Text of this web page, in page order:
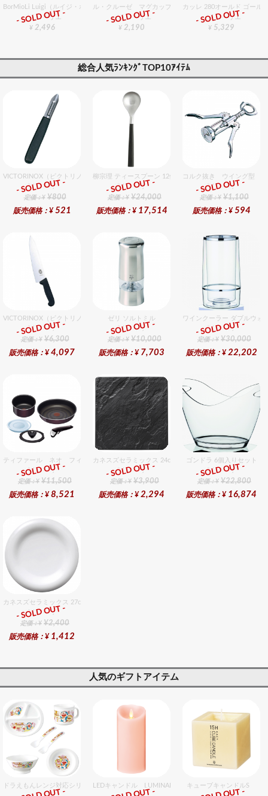
BorMioLi Luigi（ルイジ・ボリミオリ） ベリリーニ デカンタ
グラスバリエ
¥ 2,496
- SOLD OUT -
ル・クルーゼ マグカップ S チェリーレッド
グラスバリエ
¥ 2,190
- SOLD OUT -
カッレ 280オールド ゴール
グラスバリエ
¥ 5,329
- SOLD OUT -
総合人気ﾗﾝｷﾝｸﾞTOP10ｱｲﾃﾑ
VICTORINOX（ビクトリノックス） ポテトピーラー ６cm
総合ﾗﾝｷﾝｸﾞ
定価：¥ ¥800
販売価格：¥ 521
- SOLD OUT -
柳宗理 ティースプーン 12個入りセット
総合ﾗﾝｷﾝｸﾞ
定価：¥ ¥24,000
販売価格：¥ 17,514
- SOLD OUT -
コルク抜き ウイング型 ク
総合ﾗﾝｷﾝｸﾞ
定価：¥ ¥1,100
販売価格：¥ 594
- SOLD OUT -
VICTORINOX（ビクトリノックス） プロフェッショナル 牛刀 25cm
総合ﾗﾝｷﾝｸﾞ
定価：¥ ¥6,300
販売価格：¥ 4,097
- SOLD OUT -
ゼリ ソルトミル
総合ﾗﾝｷﾝｸﾞ
定価：¥ ¥10,000
販売価格：¥ 7,703
- SOLD OUT -
ワインクーラー ダブルウォ
総合ﾗﾝｷﾝｸﾞ
定価：¥ ¥30,000
販売価格：¥ 22,202
- SOLD OUT -
ティファール ネオ フィグノワールセット 5
総合ﾗﾝｷﾝｸﾞ
定価：¥ ¥11,500
販売価格：¥ 8,521
- SOLD OUT -
カネスズセラミックス 24cmスクエアプレート（ハマ付き
総合ﾗﾝｷﾝｸﾞ
定価：¥ ¥3,900
販売価格：¥ 2,294
- SOLD OUT -
ゴンドラ 6個入りセット
総合ﾗﾝｷﾝｸﾞ
定価：¥ ¥22,800
販売価格：¥ 16,874
- SOLD OUT -
カネスズセラミックス 27cmディナー
総合ﾗﾝｷﾝｸﾞ
定価：¥ ¥2,400
販売価格：¥ 1,412
- SOLD OUT -
人気のギフトアイテム
ドラえもんレンジ対応シリーズセット セット販売商品です。LEDキャンドル LUMINARA（ルミナラ） ピンク ピラ
キューブキャンドルS